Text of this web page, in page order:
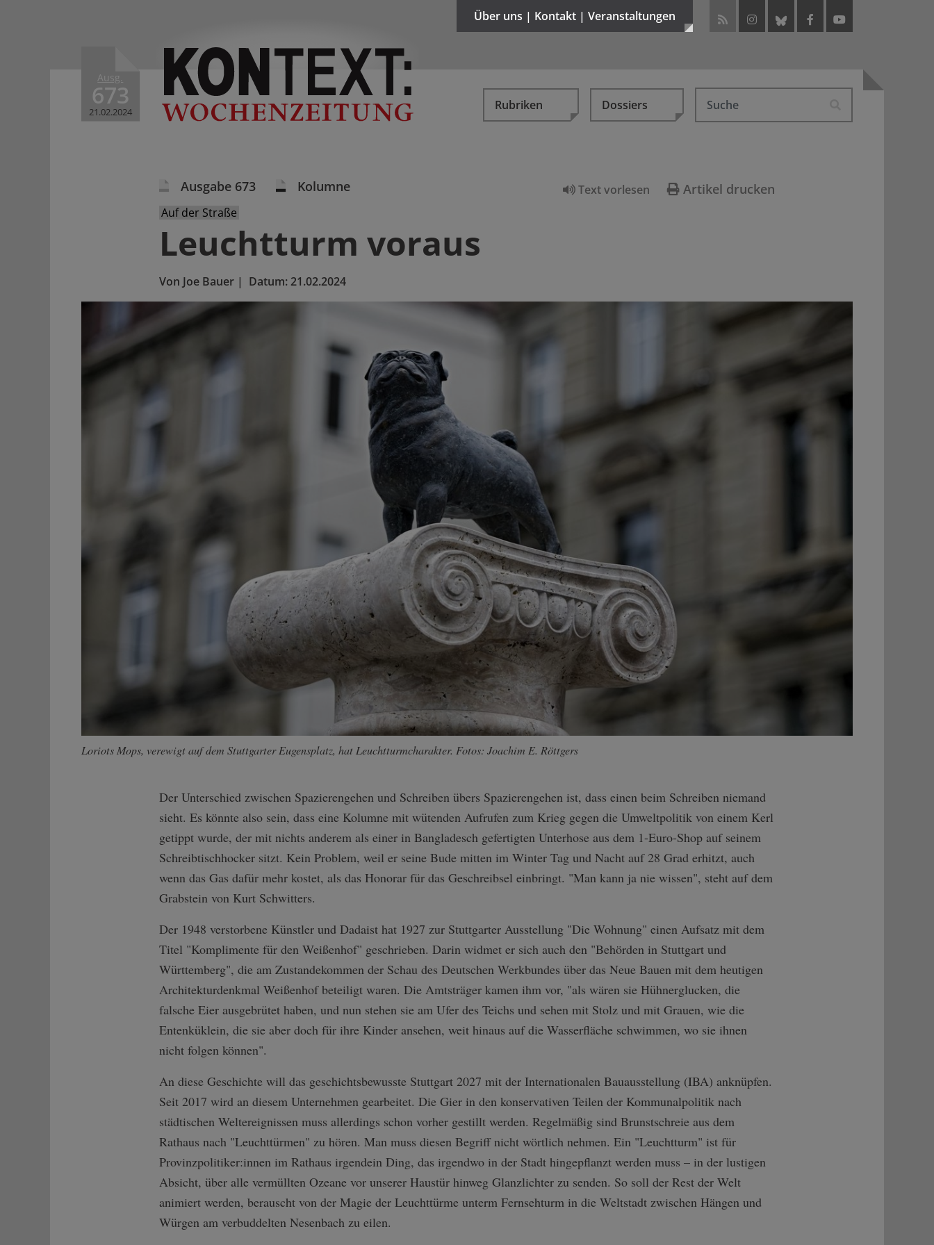
Ausg.
673
21.02.2024
Über uns | Kontakt | Veranstaltungen
Rubriken Dossiers
Text vorlesen Artikel drucken
Ausgabe 673 Kolumne
Auf der Straße
Leuchtturm voraus
Von Joe Bauer | Datum:21.02.2024
Loriots Mops, verewigt auf dem Stuttgarter Eugensplatz, hat Leuchtturmcharakter. Fotos: Joachim E. Röttgers
Der Unterschied zwischen Spazierengehen und Schreiben übers Spazierengehen ist, dass einen beim Schreiben niemand
sieht. Es könnte also sein, dass eine Kolumne mit wütenden Aufrufen zum Krieg gegen die Umweltpolitik von einem Kerl
getippt wurde, der mit nichts anderem als einer in Bangladesch gefertigten Unterhose aus dem 1-Euro-Shop auf seinem
Schreibtischhocker sitzt. Kein Problem, weil er seine Bude mitten im Winter Tag und Nacht auf 28 Grad erhitzt, auch
wenn das Gas dafür mehr kostet, als das Honorar für das Geschreibsel einbringt. "Man kann ja nie wissen", steht auf dem
Grabstein von Kurt Schwitters.
Der 1948 verstorbene Künstler und Dadaist hat 1927 zur Stuttgarter Ausstellung "Die Wohnung" einen Aufsatz mit dem
Titel "Komplimente für den Weißenhof" geschrieben. Darin widmet er sich auch den "Behörden in Stuttgart und
Württemberg", die am Zustandekommen der Schau des Deutschen Werkbundes über das Neue Bauen mit dem heutigen
Architekturdenkmal Weißenhof beteiligt waren. Die Amtsträger kamen ihm vor, "als wären sie Hühnerglucken, die
falsche Eier ausgebrütet haben, und nun stehen sie am Ufer des Teichs und sehen mit Stolz und mit Grauen, wie die
Entenküklein, die sie aber doch für ihre Kinder ansehen, weit hinaus auf die Wasserfläche schwimmen, wo sie ihnen
nicht folgen können".
An diese Geschichte will das geschichtsbewusste Stuttgart 2027 mit der Internationalen Bauausstellung (IBA) anknüpfen.
Seit 2017 wird an diesem Unternehmen gearbeitet. Die Gier in den konservativen Teilen der Kommunalpolitik nach
städtischen Weltereignissen muss allerdings schon vorher gestillt werden. Regelmäßig sind Brunstschreie aus dem
Rathaus nach "Leuchttürmen" zu hören. Man muss diesen Begriff nicht wörtlich nehmen. Ein "Leuchtturm" ist für
Provinzpolitiker:innen im Rathaus irgendein Ding, das irgendwo in der Stadt hingepflanzt werden muss – in der lustigen
Absicht, über alle vermüllten Ozeane vor unserer Haustür hinweg Glanzlichter zu senden. So soll der Rest der Welt
animiert werden, berauscht von der Magie der Leuchttürme unterm Fernsehturm in die Weltstadt zwischen Hängen und
Würgen am verbuddelten Nesenbach zu eilen.